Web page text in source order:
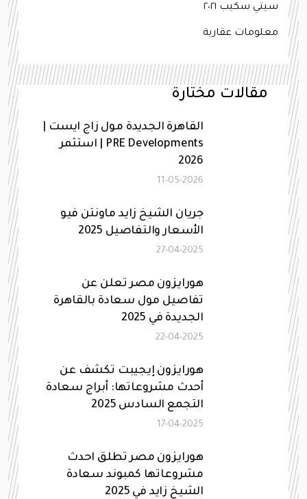
سيتي سكيب ٢٠٢١
معلومات عقارية
مقالات مختارة
القاهرة الجديدة مول زاج ايست |
PRE Developments | استثمر
2026
11-05-2026
جريان الشيخ زايد ماونتن فيو
الأسعار والتفاصيل 2025
27-04-2025
هورايزون مصر تعلن عن
تفاصيل مول سعادة بالقاهرة
الجديدة في 2025
22-04-2025
هورايزون إيجيبت تكشف عن
أحدث مشروعاتها: أبراج سعادة
التجمع السادس 2025
17-04-2025
هورايزون مصر تطلق احدث
مشروعاتها كمبوند سعادة
الشيخ زايد في 2025